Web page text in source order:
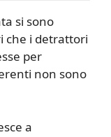
si sono
che i detrattori
per
non sono
a